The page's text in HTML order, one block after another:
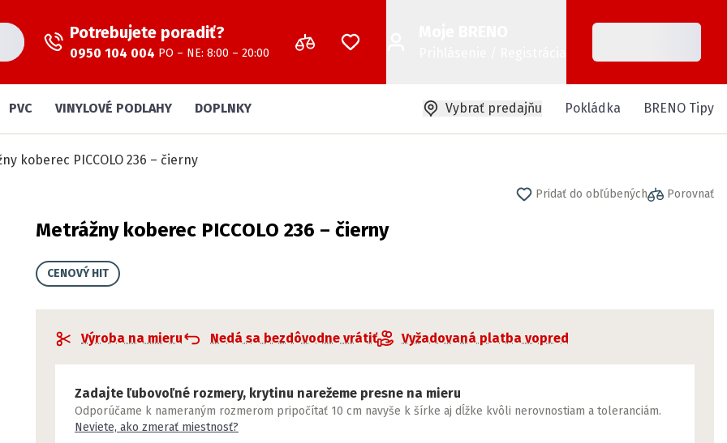
Potrebujete poradiť?
0950 104 004 PO – NE: 8:00 – 20:00
PVC VINYLOVÉ PODLAHY DOPLNKY Vybrať predajňu Pokládka BRENO Tipy
koberec PICCOLO 236 – čierny
Pridať do obľúbených Porovnať
Metrážny koberec PICCOLO 236 – čierny
CENOVÝ HIT
Výroba na mieru Nedá sa bezdôvodne vrátiť Vyžadovaná platba vopred
Zadajte ľubovoľné rozmery, krytinu narežeme presne na mieru
Odporúčame k nameraným rozmerom pripočítať 10 cm navyše k šírke aj dĺžke kvôli nerovnostiam a toleranciám.
Neviete, ako zmerať miestnosť?